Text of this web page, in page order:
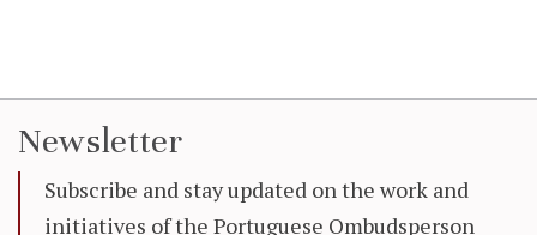
Newsletter
Subscribe and stay updated on the work and
initiatives of the Portuguese Ombudsperson